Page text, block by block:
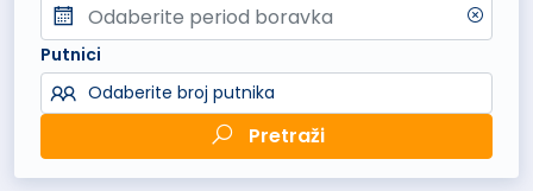
Putnici
Odaberite broj putnika
Pretraži